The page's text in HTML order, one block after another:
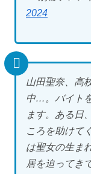
2024
山田聖奈、高
中…。バイト
ます。ある日
ころを助けて
は聖女の生ま
居を迫ってき